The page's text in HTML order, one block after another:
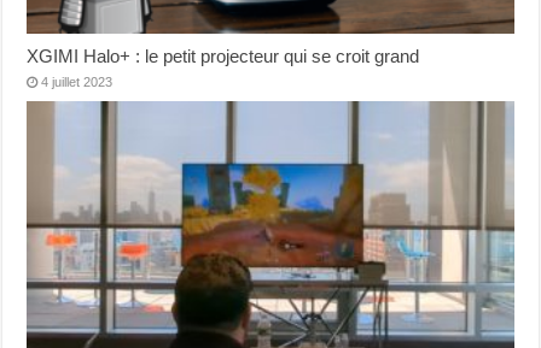
XGIMI Halo+ : le petit projecteur qui se croit grand
4 juillet 2023